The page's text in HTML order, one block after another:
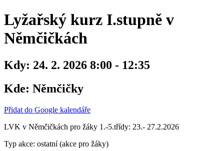
Lyžařský kurz I.stupně v
Němčičkách
Kdy: 24. 2. 2026 8:00 - 12:35
Kde: Němčičky
Přidat do Google kalendáře
LVK v Němčičkách pro žáky 1.-5.třídy: 23.- 27.2.2026
Typ akce: ostatní (akce pro žáky)